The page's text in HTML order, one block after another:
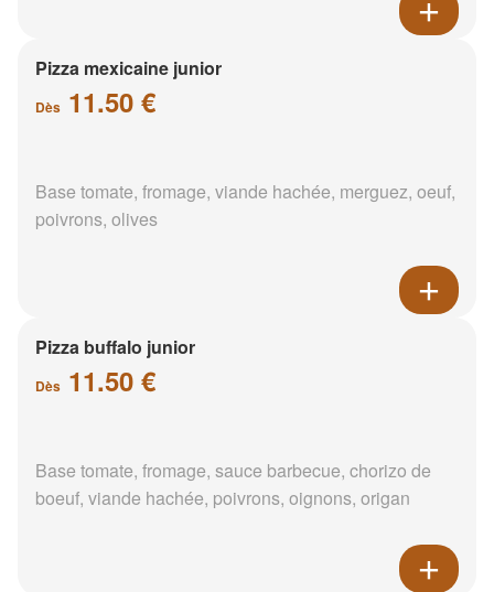
Pizza mexicaine junior
Dès 11.50 €
Base tomate, fromage, viande hachée, merguez, oeuf,
poivrons, olives
Pizza buffalo junior
Dès 11.50 €
Base tomate, fromage, sauce barbecue, chorizo de
boeuf, viande hachée, poivrons, oignons, origan